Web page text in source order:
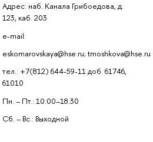
Адрес: наб. Канала Грибоедова, д.
123, каб. 203
e-mail:
eskomarovskaya@hse.ru; tmoshkova@hse.ru
тел.: +7(812) 644-59-11 доб. 61746,
61010
Пн. – Пт.: 10:00–18:30
Сб. – Вс.: Выходной